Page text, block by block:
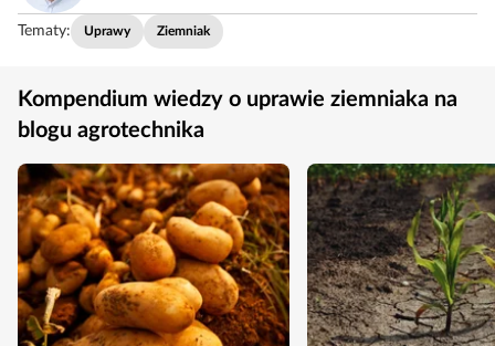
Tematy: Uprawy Ziemniak
Kompendium wiedzy o uprawie ziemniaka na
blogu agrotechnika